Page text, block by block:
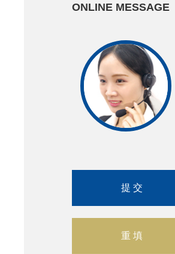
ONLINE MESSAGE